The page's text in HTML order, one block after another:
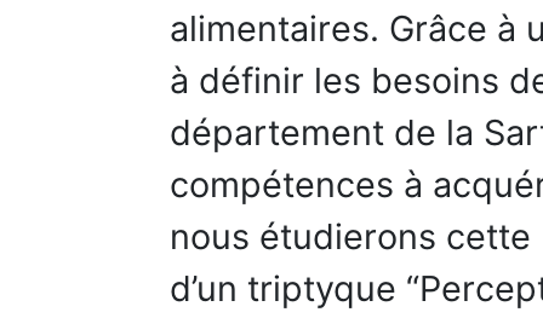
alimentaires. Grâce à
à définir les besoins
département de la
compétences à
nous étudierons
d’un triptyque